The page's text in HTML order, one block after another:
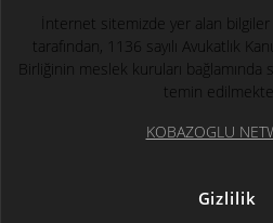
İnternet sitemizde yer alan
tarafından, 1136 sayılı Avukatlık
Birliğinin meslek kuruları bağlamında
temin
KOBAZOGLU
Gizlilik